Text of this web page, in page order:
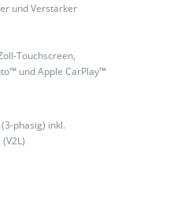
und Verstärker
Touchscreen,
und Apple CarPlay™
phasig) inkl.